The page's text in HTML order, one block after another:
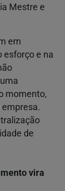
Mestre e
em
esforço e na
momento,
de
vira